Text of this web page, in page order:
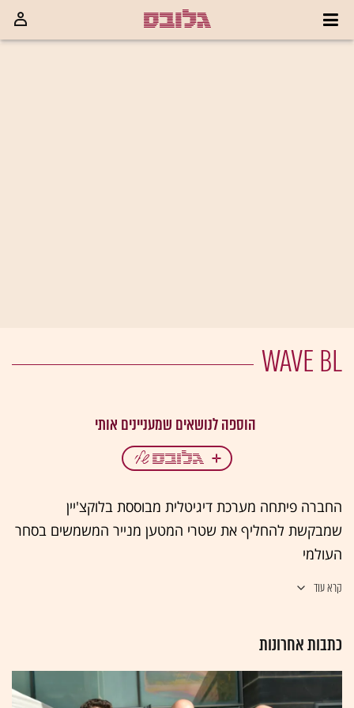
WAVE BL
החברה פיתחה מערכת דיגיטלית מבוססת בלוקצ'יין
שמבקשת להחליף את שטרי המטען מנייר המשמשים בסחר
העולמי
קרא עוד
כתבות אחרונות